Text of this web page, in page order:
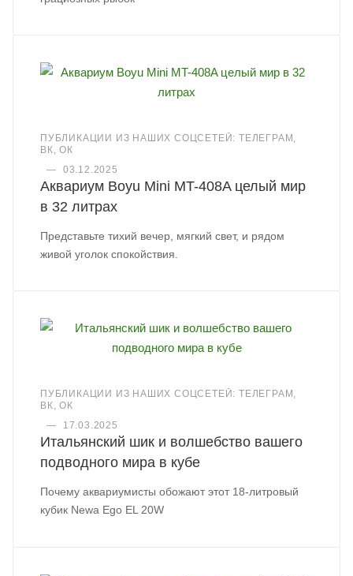
ПУБЛИКАЦИИ ИЗ НАШИХ СОЦСЕТЕЙ: ТЕЛЕГРАМ,
ВК, ОК
—
03.12.2025
Аквариум Boyu Mini MT-408A целый мир
в 32 литрах
Представьте тихий вечер, мягкий свет, и рядом
живой уголок спокойствия.
ПУБЛИКАЦИИ ИЗ НАШИХ СОЦСЕТЕЙ: ТЕЛЕГРАМ,
ВК, ОК
—
17.03.2025
Итальянский шик и волшебство вашего
подводного мира в кубе
Почему аквариумисты обожают этот 18-литровый
кубик Newa Ego EL 20W